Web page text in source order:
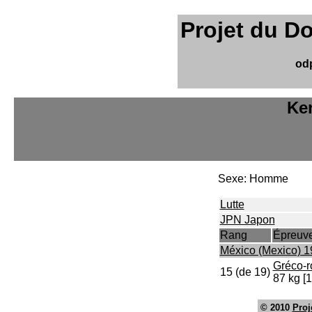
Projet du
Sexe: Homme
Lutte
JPN Japon
Rang
México (Mexico)
15 (de 19)
Gréco-
87 kg
© 2010